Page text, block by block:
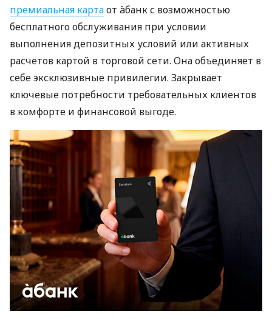
премиальная картаот àбанк с возможностью
бесплатного обслуживания при условии
выполнения депозитных условий или активных
расчетов картой в торговой сети. Она объединяет в
себе эксклюзивные привилегии. Закрывает
ключевые потребности требовательных клиентов
в комфорте и финансовой выгоде.